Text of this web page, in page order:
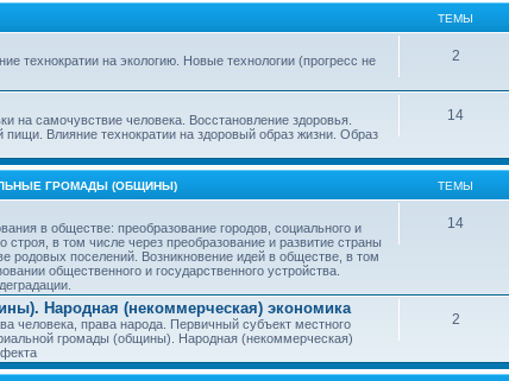
ТЕМЫ
технократии на экологию. Новые технологии (прогресс не
2
на самочувствие человека. Восстановление здоровья.
пищи. Влияние технократии на здоровый образ жизни. Образ
14
ГРОМАДЫ (ОБЩИНЫ) ТЕМЫ
в обществе: преобразование городов, социального и
строя, в том числе через преобразование и развитие страны
родовых поселений. Возникновение идей в обществе, в том
общественного и государственного устройства.
14
Народная (некоммерческая) экономика
человека, права народа. Первичный субъект местного
громады (общины). Народная (некоммерческая)
2